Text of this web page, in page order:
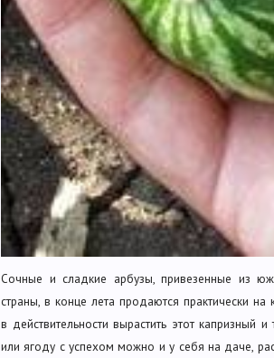
Сочные и сладкие арбузы, привезенные из
страны, в конце лета продаются практически
в действительности вырастить этот капризный
или ягоду с успехом можно и у себя на даче,